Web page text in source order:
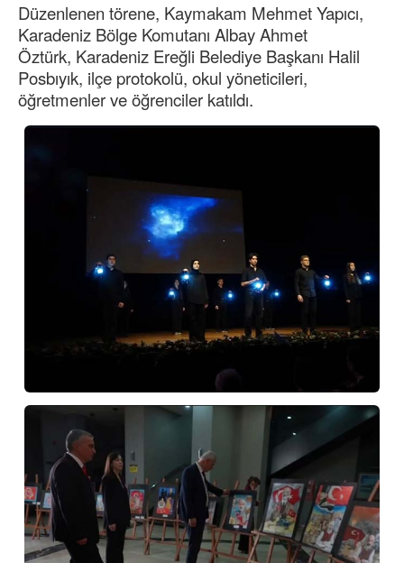
Düzenlenen törene, Kaymakam Mehmet Yapıcı,
Karadeniz Bölge Komutanı Albay Ahmet
Öztürk, Karadeniz Ereğli Belediye Başkanı Halil
Posbıyık, ilçe protokolü, okul yöneticileri,
öğretmenler ve öğrenciler katıldı.